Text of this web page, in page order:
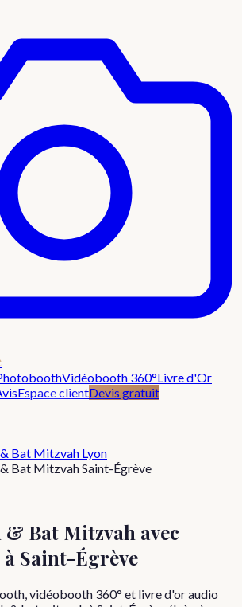
Vidéobooth 360°Livre d'Or
Espace clientDevis gratuit
Bat Mitzvah Lyon
Bat Mitzvah Saint-Égrève
Bat Mitzvah avec
Saint-Égrève
vidéobooth 360° et livre d'or audio